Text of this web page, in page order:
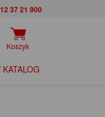
37 21 900
Koszyk